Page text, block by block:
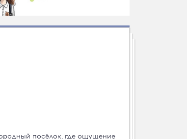
посёлок, где ощущение